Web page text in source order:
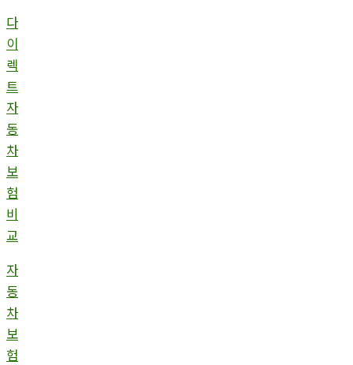
다
이
렉
트
자
동
차
보
험
비
교
자
동
차
보
험